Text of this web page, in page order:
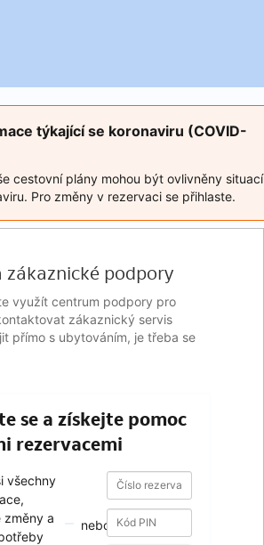
týkající se koronaviru (COVID-
cestovní plány mohou být ovlivněny situací
Pro změny v rezervaci se přihlaste.
zákaznické podpory
využít centrum podpory pro
zákaznický servis
přímo s ubytováním, je třeba se
se a získejte pomoc
rezervacemi
všechny
změny a
nebo
Číslo
rezervace
Číslo
rezervace